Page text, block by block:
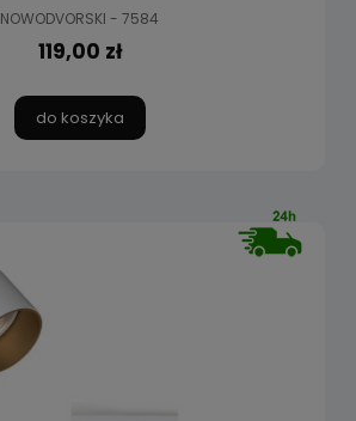
NOWODVORSKI - 7584
119,00 zł
do koszyka